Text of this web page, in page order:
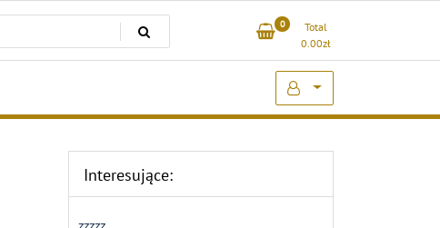
0
Total
0.00zł
Interesujące:
zzzzz